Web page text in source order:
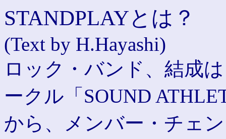
STANDPLAYとは？
(Text by H.Hayashi)
ロック・バンド、結成
ークル「SOUND
から、メンバー・チェ